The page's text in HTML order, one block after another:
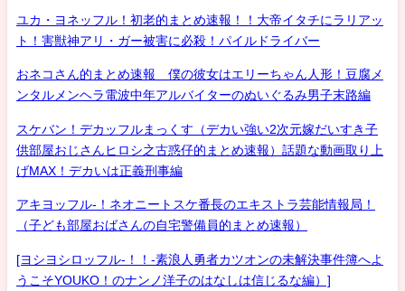
ユカ・ヨネッフル！初老的まとめ速報！！大帝イタチにラリアッ
ト！害獣神アリ・ガー被害に必殺！パイルドライバー
おネコさん的まとめ速報 僕の彼女はエリーちゃん人形！豆腐メ
ンタルメンヘラ電波中年アルバイターのぬいぐるみ男子末路編
スケバン！デカッフルまっくす（デカい強い2次元嫁だいすき子
供部屋おじさんヒロシ之古惑仔的まとめ速報）話題な動画取り上
げMAX！デカいは正義刑事編
アキヨッフル-！ネオニートスケ番長のエキストラ芸能情報局！
（子ども部屋おばさんの自宅警備員的まとめ速報）
[ヨシヨシロッフル-！！-素浪人勇者カツオンの未解決事件簿へよ
うこそYOUKO！のナンノ洋子のはなしは信じるな編）]